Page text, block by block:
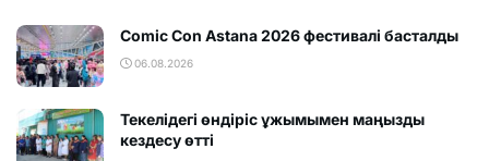
Comic Con Astana 2026 фестивалi басталды
06.08.2026
Текелідегі өндіріс ұжымымен маңызды
кездесу өтті